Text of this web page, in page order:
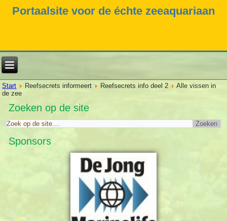
Portaalsite voor de échte zeeaquariaan
Start Reefsecrets informeert Reefsecrets info deel 2
Alle vissen in
de zee
Zoeken op de site
Sponsors